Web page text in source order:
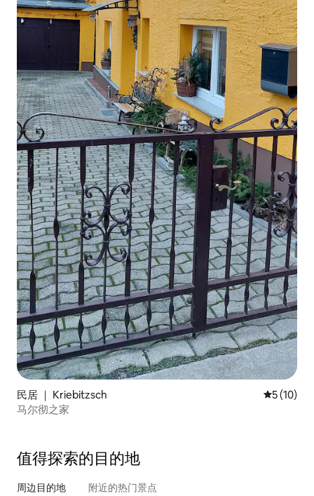
民居 ｜ Kriebitzsch 平均评分
5 (10)
马尔彻之家
值得探索的目的地
周边目的地 附近的热门景点